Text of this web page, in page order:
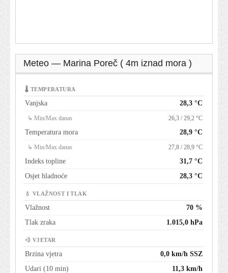
Meteo — Marina Poreč ( 4m iznad mora )
🌡 TEMPERATURA
Vanjska 28,3 °C
↳ Min/Max danas 26,3 / 29,2 °C
Temperatura mora 28,9 °C
↳ Min/Max danas 27,8 / 28,9 °C
Indeks topline
31,7 °C
Osjet hladnoće
28,3 °C
💧 VLAŽNOST I TLAK
Vlažnost
70 %
Tlak zraka
1.015,0 hPa
💨 VJETAR
Brzina vjetra
0,0 km/h SSZ
Udari (10 min)
11,3 km/h